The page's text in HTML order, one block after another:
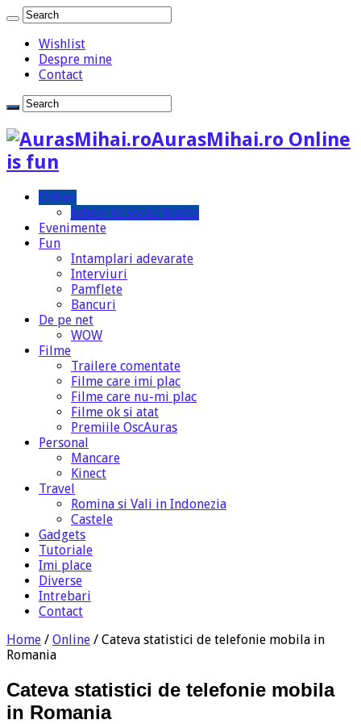
Wishlist
Despre mine
Contact
AurasMihai.ro Online
is fun
Online
Joburi in Social Media
Evenimente
Fun
Intamplari adevarate
Interviuri
Pamflete
Bancuri
De pe net
WOW
Filme
Trailere comentate
Filme care imi plac
Filme care nu-mi plac
Filme ok si atat
Premiile OscAuras
Personal
Mancare
Kinect
Travel
Romina si Vali in Indonezia
Castele
Gadgets
Tutoriale
Imi place
Diverse
Intrebari
Contact
Home / Online / Cateva statistici de telefonie mobila in
Romania
Cateva statistici de telefonie mobila
in Romania